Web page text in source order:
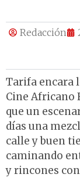
Redacción
Tarifa encara
Cine Africano
que un
días una
calle y buen
caminando
y rincones